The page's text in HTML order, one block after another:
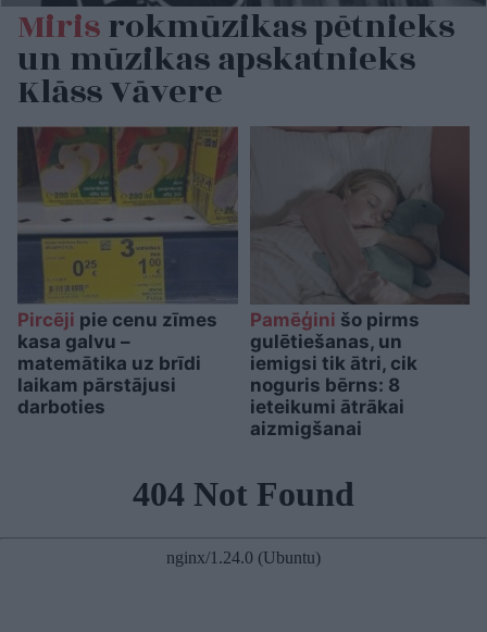
Mirisrokmūzikas pētnieks
un mūzikas apskatnieks
Klāss Vāvere
Pircēji pie cenu zīmes
kasa galvu –
matemātika uz brīdi
laikam pārstājusi
darboties
Pamēģini šo pirms
gulētiešanas, un
iemigsi tik ātri, cik
noguris bērns: 8
ieteikumi ātrākai
aizmigšanai